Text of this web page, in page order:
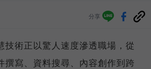
分享
技術正以驚人速度滲透職場，從
撰寫、資料搜尋、內容創作到跨